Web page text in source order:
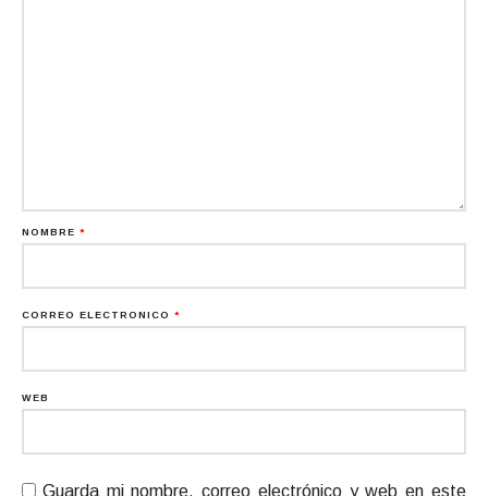
NOMBRE *
CORREO ELECTRÓNICO *
WEB
Guarda mi nombre, correo electrónico y web en este